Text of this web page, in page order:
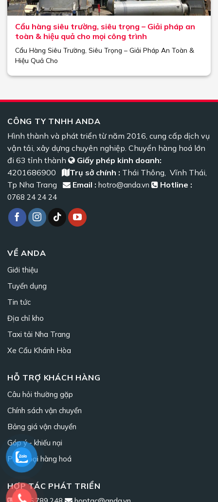
Cẩu hàng siêu trường, siêu trọng – Giải pháp an
toàn & hiệu quả cho mọi công trình
Cẩu Hàng Siêu Trường, Siêu Trọng – Giải Pháp An Toàn &
Hiệu Quả Cho
CÔNG TY TNHH ANDA
Hình thành và phát triển từ năm 2016, cung cấp dịch vụ
vận tải, xây dựng chuyên nghiệp. Chuyển hàng hoá lớn
đi 63 tỉnh thành
Giấy phép kinh doanh:
4201686900
Trụ sở chính : Thái Thông, Vĩnh Thái,
Tp Nha Trang
Email : hotro@anda.vn Hotline :
0768 24 24 24
VỀ ANDA
Giới thiệu
Tuyển dụng
Tin tức
Địa chỉ kho
Taxi tải Nha Trang
Xe Cẩu Khánh Hòa
HỖ TRỢ KHÁCH HÀNG
Câu hỏi thường gặp
Chính sách vận chuyển
Bảng giá vận chuyển
Góp ý - khiếu nại
Phân loại hàng hoá
HỢP TÁC PHÁT TRIỂN